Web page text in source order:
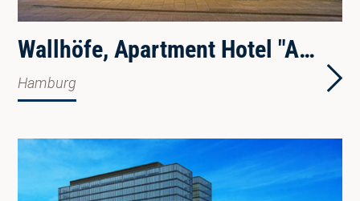
Wallhöfe, Apartment Hotel "ADINA"
Hamburg